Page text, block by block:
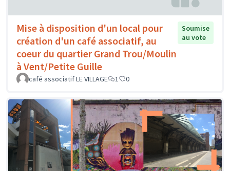
Mise à disposition d'un local pour
création d'un café associatif, au
coeur du quartier Grand Trou/Moulin
à Vent/Petite Guille
Soumise
au vote
café associatif LE VILLAGE 1 0